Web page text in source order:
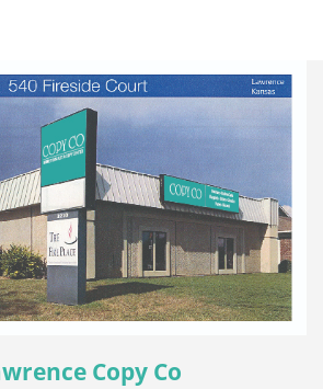
Copy Co